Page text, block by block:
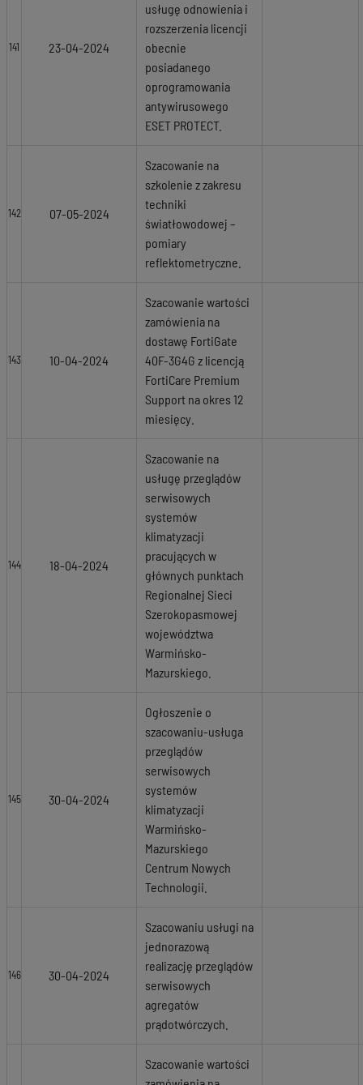
141 23-04-2024
usługę odnowienia i
rozszerzenia licencji
obecnie
posiadanego
oprogramowania
antywirusowego
ESET PROTECT.
142 07-05-2024
Szacowanie na
szkolenie z zakresu
techniki
światłowodowej –
pomiary
reflektometryczne.
143 10-04-2024
Szacowanie wartości
zamówienia na
dostawę FortiGate
40F-3G4G z licencją
FortiCare Premium
Support na okres 12
miesięcy.
144 18-04-2024
Szacowanie na
usługę przeglądów
serwisowych
systemów
klimatyzacji
pracujących w
głównych punktach
Regionalnej Sieci
Szerokopasmowej
województwa
Warmińsko-
Mazurskiego.
145 30-04-2024
Ogłoszenie o
szacowaniu-usługa
przeglądów
serwisowych
systemów
klimatyzacji
Warmińsko-
Mazurskiego
Centrum Nowych
Technologii.
146 30-04-2024
Szacowaniu usługi na
jednorazową
realizację przeglądów
serwisowych
agregatów
prądotwórczych.
Szacowanie wartości